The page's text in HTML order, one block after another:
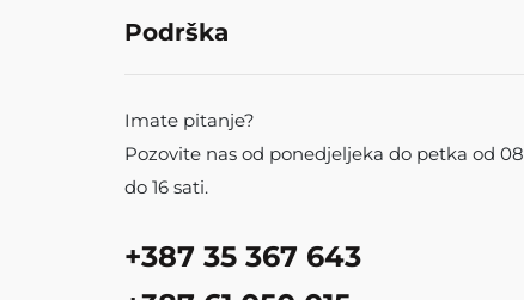
Podrška
Imate pitanje?
Pozovite nas od ponedjeljeka do petka od 08
do 16 sati.
+387 35 367 643